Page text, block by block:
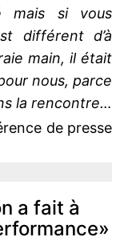
mais si vous
différent d’à
main, il était
nous, parce
la rencontre…
de presse
a fait à